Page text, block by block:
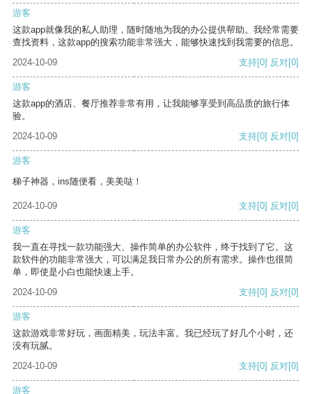
游客
这款app就像我的私人助理，随时随地为我的办公提供帮助。我经常需要
查找资料，这款app的搜索功能非常强大，能够快速找到我需要的信息。
2024-10-09
支持[0] 反对[0]
游客
这款app的酒店、餐厅推荐非常有用，让我能够享受到高品质的旅行体
验。
2024-10-09
支持[0] 反对[0]
游客
梯子神器，ins随便看，美美哒！
2024-10-09 支持[0] 反对[0]
游客
我一直在寻找一款功能强大、操作简单的办公软件，终于找到了它。这
款软件的功能非常强大，可以满足我日常办公的所有需求。操作也很简
单，即使是小白也能快速上手。
2024-10-09
支持[0] 反对[0]
游客
这款游戏非常好玩，画面精美，玩法丰富。我已经玩了好几个小时，还
没有玩腻。
2024-10-09
支持[0] 反对[0]
游客